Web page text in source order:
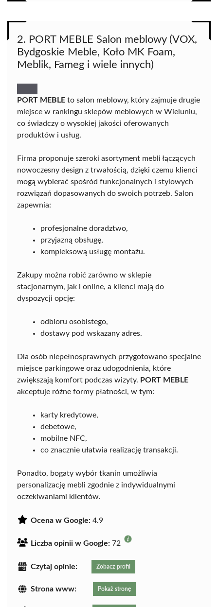
2. PORT MEBLE Salon meblowy (VOX,
Bydgoskie Meble, Koło MK Foam,
Meblik, Fameg i wiele innych)
PORT MEBLE to salon meblowy, który zajmuje drugie
miejsce w rankingu sklepów meblowych w Wieluniu,
co świadczy o wysokiej jakości oferowanych
produktów i usług.
Firma proponuje szeroki asortyment mebli łączących
nowoczesny design z trwałością, dzięki czemu klienci
mogą wybierać spośród funkcjonalnych i stylowych
rozwiązań dopasowanych do swoich potrzeb. Salon
zapewnia:
profesjonalne doradztwo,
przyjazną obsługę,
kompleksową usługę montażu.
Zakupy można robić zarówno w sklepie
stacjonarnym, jak i online, a klienci mają do
dyspozycji opcję:
odbioru osobistego,
dostawy pod wskazany adres.
Dla osób niepełnosprawnych przygotowano specjalne
miejsce parkingowe oraz udogodnienia, które
zwiększają komfort podczas wizyty. PORT MEBLE
akceptuje różne formy płatności, w tym:
karty kredytowe,
debetowe,
mobilne NFC,
co znacznie ułatwia realizację transakcji.
Ponadto, bogaty wybór tkanin umożliwia
personalizację mebli zgodnie z indywidualnymi
oczekiwaniami klientów.
Ocena w Google: 4.9
Liczba opinii w Google: 72
Czytaj opinie: Zobacz profil
Strona www: Pokaż stronę